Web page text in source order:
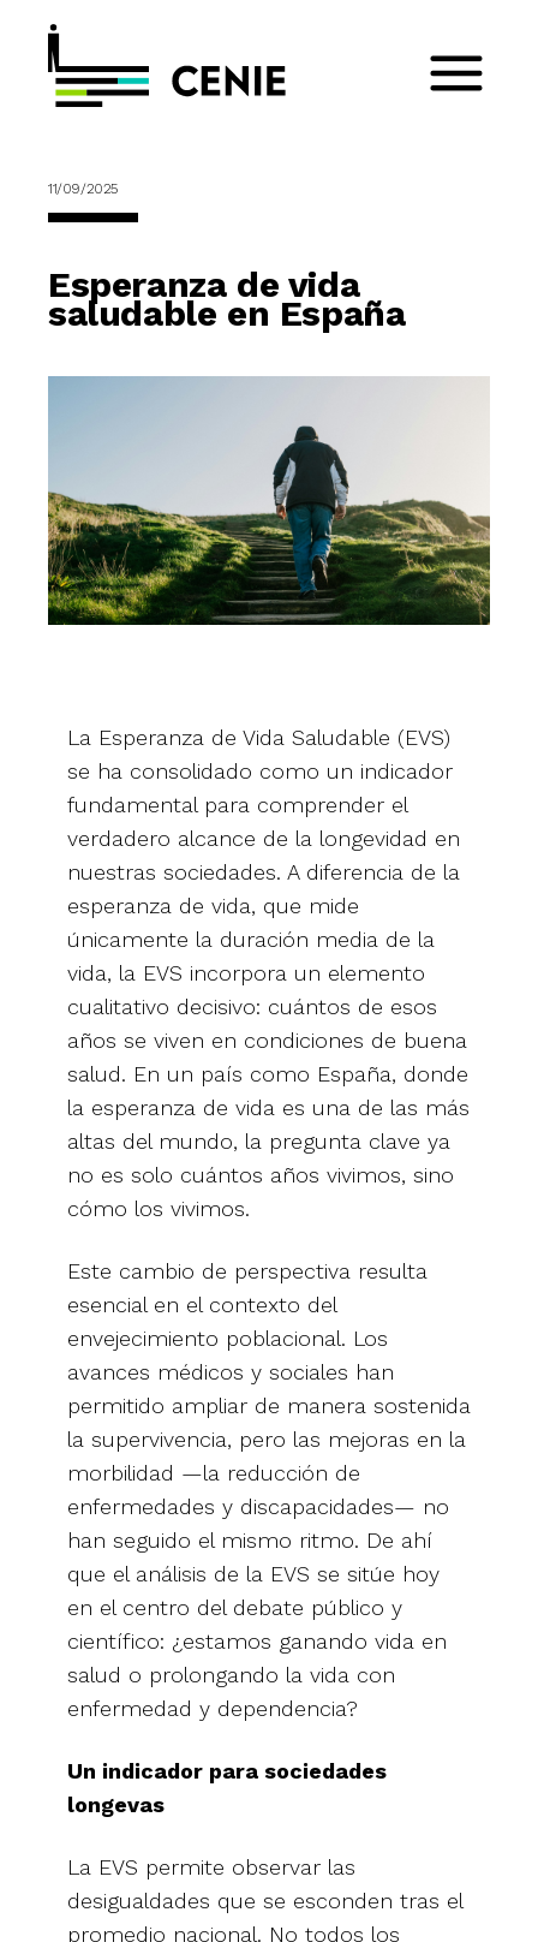
11/09/2025
Esperanza de vida
saludable en España
La Esperanza de Vida Saludable (EVS)
se ha consolidado como un indicador
fundamental para comprender el
verdadero alcance de la longevidad en
nuestras sociedades. A diferencia de la
esperanza de vida, que mide
únicamente la duración media de la
vida, la EVS incorpora un elemento
cualitativo decisivo: cuántos de esos
años se viven en condiciones de buena
salud. En un país como España, donde
la esperanza de vida es una de las más
altas del mundo, la pregunta clave ya
no es solo cuántos años vivimos, sino
cómo los vivimos.
Este cambio de perspectiva resulta
esencial en el contexto del
envejecimiento poblacional. Los
avances médicos y sociales han
permitido ampliar de manera sostenida
la supervivencia, pero las mejoras en la
morbilidad —la reducción de
enfermedades y discapacidades— no
han seguido el mismo ritmo. De ahí
que el análisis de la EVS se sitúe hoy
en el centro del debate público y
científico: ¿estamos ganando vida en
salud o prolongando la vida con
enfermedad y dependencia?
Un indicador para sociedades
longevas
La EVS permite observar las
desigualdades que se esconden tras el
promedio nacional. No todos los